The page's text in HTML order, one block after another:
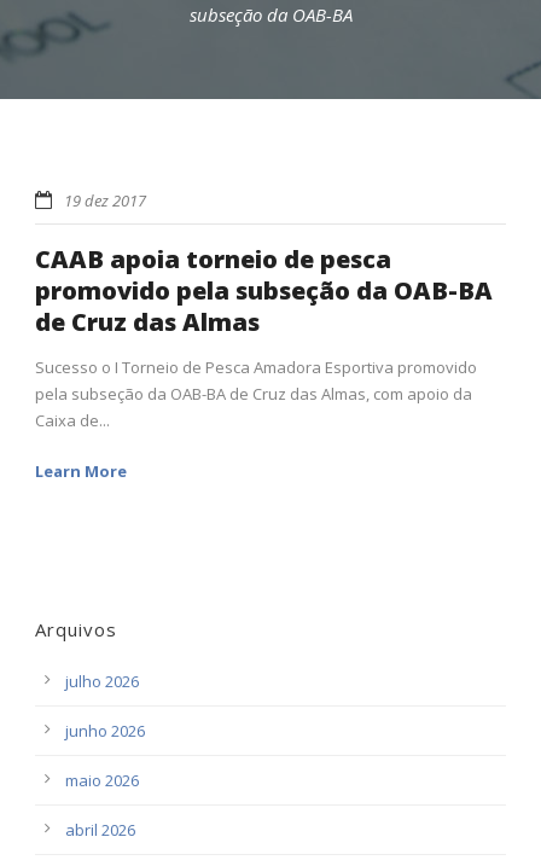
subseção da OAB-BA
19 dez 2017
CAAB apoia torneio de pesca
promovido pela subseção da OAB-BA
de Cruz das Almas
Sucesso o I Torneio de Pesca Amadora Esportiva promovido
pela subseção da OAB-BA de Cruz das Almas, com apoio da
Caixa de...
Learn More
Arquivos
julho 2026
junho 2026
maio 2026
abril 2026